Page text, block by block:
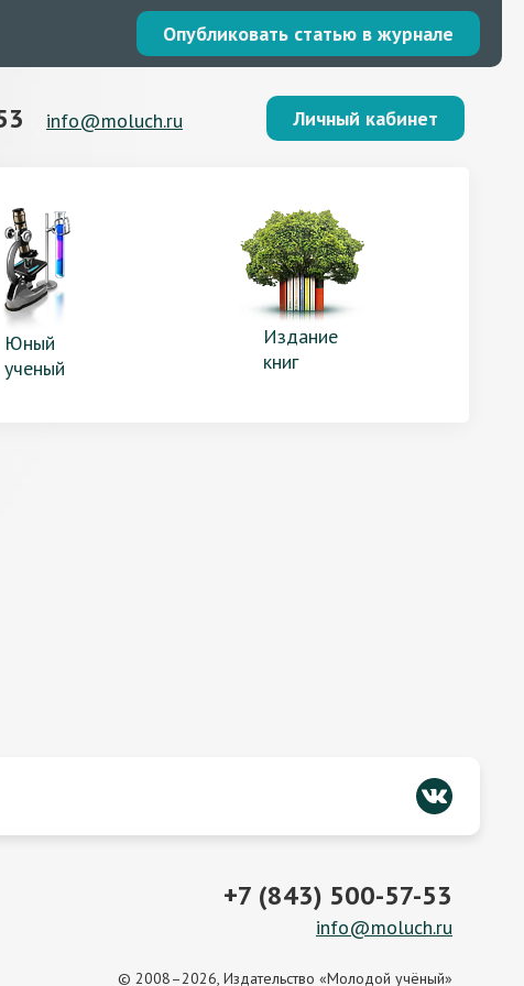
Опубликовать статью в журнале
info@moluch.ru Личный кабинет
Юный
ученый
Издание
книг
+7 (843) 500-57-53
info@moluch.ru
© 2008–2026, Издательство «Молодой учёный»